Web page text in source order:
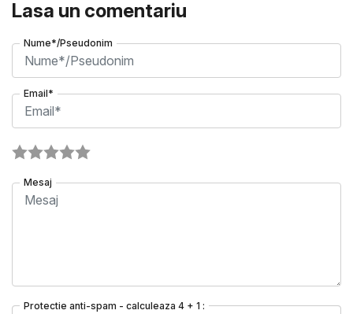
Lasa un comentariu
Nume*/Pseudonim
Email*
Mesaj
Protectie anti-spam - calculeaza 4 + 1 :